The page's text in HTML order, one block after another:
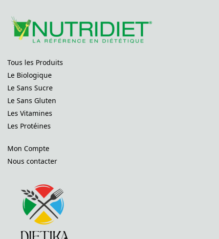
Tous les Produits
Le Biologique
Le Sans Sucre
Le Sans Gluten
Les Vitamines
Les Protéines
Mon Compte
Nous contacter